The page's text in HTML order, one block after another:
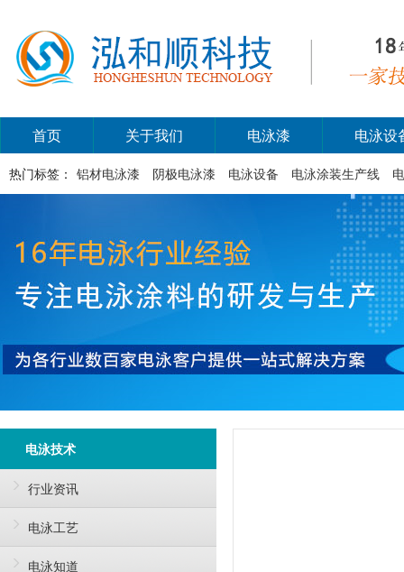
首页 关于我们 电泳漆 电泳设
热门标签： 铝材电泳漆 阴极电泳漆 电泳设备 电泳涂装生产线
电泳技术
行业资讯
电泳工艺
电泳知道